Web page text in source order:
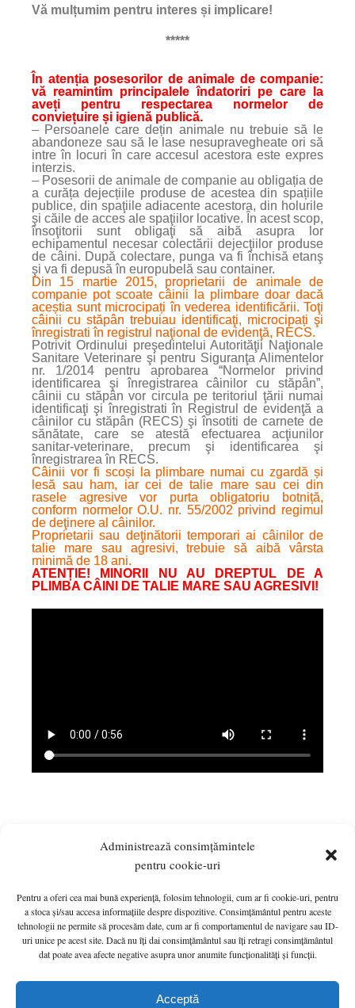
Administrează consimțămintele
pentru cookie-uri
Pentru a oferi cea mai bună experiență, folosim tehnologii, cum ar fi cookie-uri, pentru
a stoca și/sau accesa informațiile despre dispozitive. Consimțământul pentru aceste
tehnologii ne permite să procesăm date, cum ar fi comportamentul de navigare sau ID-
uri unice pe acest site. Dacă nu îți dai consimțământul sau îți retragi consimțământul
dat poate avea afecte negative asupra unor anumite funcționalități și funcții.
Acceptă
Vă mulțumim pentru interes și implicare!
*****
În atenția posesorilor de animale de companie:
vă reamintim principalele îndatoriri pe care la
aveți pentru respectarea normelor de
conviețuire și igienă publică.
– Persoanele care dețin animale nu trebuie să le
abandoneze sau să le lase nesupravegheate ori să
intre în locuri în care accesul acestora este expres
interzis.
– Posesorii de animale de companie au obligația de
a curăța dejecțiile produse de acestea din spațiile
publice, din spaţiile adiacente acestora, din holurile
şi căile de acces ale spaţiilor locative. În acest scop,
însoţitorii sunt obligaţi să aibă asupra lor
echipamentul necesar colectării dejecţiilor produse
de câini. După colectare, punga va fi închisă etanş
şi va fi depusă în europubelă sau container.
Din 15 martie 2015, proprietarii de animale de
companie pot scoate câinii la plimbare doar dacă
aceștia sunt microcipați în vederea identificării. Toţi
câinii cu stăpân trebuiau identificaţi, microcipați şi
înregistrati în registrul naţional de evidenţă, RECS.
Potrivit Ordinului preşedintelui Autorităţii Naţionale
Sanitare Veterinare şi pentru Siguranţa Alimentelor
nr. 1/2014 pentru aprobarea “Normelor privind
identificarea şi înregistrarea câinilor cu stăpân”,
câinii cu stăpân vor circula pe teritoriul ţării numai
identificaţi şi înregistrati în Registrul de evidenţă a
câinilor cu stăpân (RECS) şi însotiti de carnete de
sănătate, care se atestă efectuarea acţiunilor
sanitar-veterinare, precum şi identificarea şi
înregistrarea în RECS.
Câinii vor fi scoși la plimbare numai cu zgardă și
lesă sau ham, iar cei de talie mare sau cei din
rasele agresive vor purta obligatoriu botniță,
conform normelor O.U. nr. 55/2002 privind regimul
de deţinere al câinilor.
Proprietarii sau deţinătorii temporari ai câinilor de
talie mare sau agresivi, trebuie să aibă vârsta
minimă de 18 ani.
ATENȚIE! MINORII NU AU DREPTUL DE A
PLIMBA CÂINI DE TALIE MARE SAU AGRESIVI!
ANUNȚURI
MONITORUL OFICIAL LOCAL
PRIMĂRIA
HOTĂRÂRI de C.L.
INFO UTIL
G.D.P.R.